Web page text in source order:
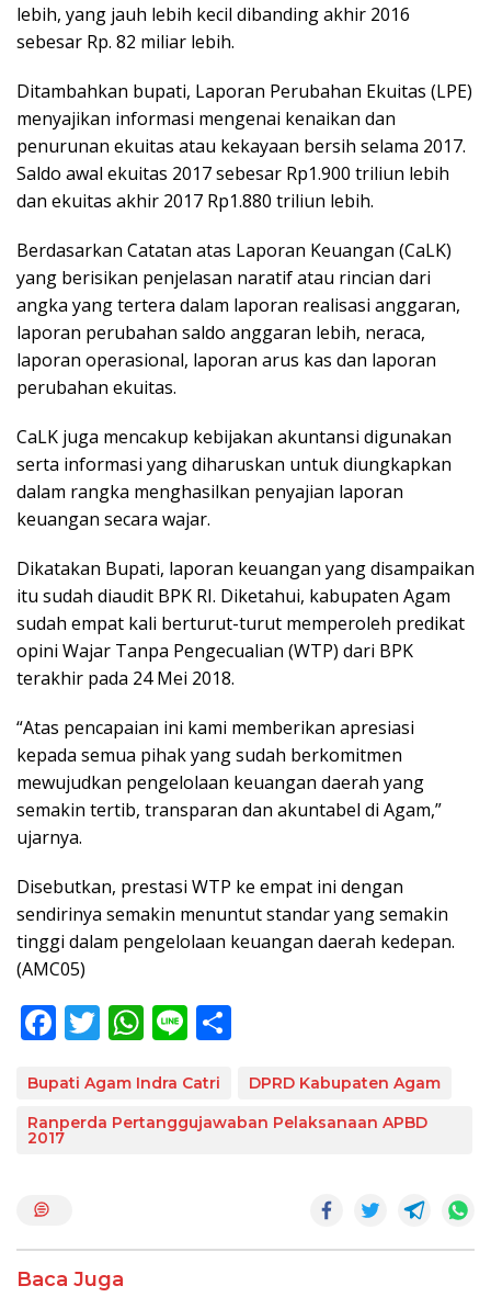
lebih, yang jauh lebih kecil dibanding akhir 2016
sebesar Rp. 82 miliar lebih.
Ditambahkan bupati, Laporan Perubahan Ekuitas (LPE)
menyajikan informasi mengenai kenaikan dan
penurunan ekuitas atau kekayaan bersih selama 2017.
Saldo awal ekuitas 2017 sebesar Rp1.900 triliun lebih
dan ekuitas akhir 2017 Rp1.880 triliun lebih.
Berdasarkan Catatan atas Laporan Keuangan (CaLK)
yang berisikan penjelasan naratif atau rincian dari
angka yang tertera dalam laporan realisasi anggaran,
laporan perubahan saldo anggaran lebih, neraca,
laporan operasional, laporan arus kas dan laporan
perubahan ekuitas.
CaLK juga mencakup kebijakan akuntansi digunakan
serta informasi yang diharuskan untuk diungkapkan
dalam rangka menghasilkan penyajian laporan
keuangan secara wajar.
Dikatakan Bupati, laporan keuangan yang disampaikan
itu sudah diaudit BPK RI. Diketahui, kabupaten Agam
sudah empat kali berturut-turut memperoleh predikat
opini Wajar Tanpa Pengecualian (WTP) dari BPK
terakhir pada 24 Mei 2018.
“Atas pencapaian ini kami memberikan apresiasi
kepada semua pihak yang sudah berkomitmen
mewujudkan pengelolaan keuangan daerah yang
semakin tertib, transparan dan akuntabel di Agam,”
ujarnya.
Disebutkan, prestasi WTP ke empat ini dengan
sendirinya semakin menuntut standar yang semakin
tinggi dalam pengelolaan keuangan daerah kedepan.
(AMC05)
F
e
b
T
itt
er
W
at
s
Li
e ar
e
Bupati Agam Indra Catri
DPRD Kabupaten Agam
Ranperda Pertanggujawaban Pelaksanaan APBD
2017
Baca Juga